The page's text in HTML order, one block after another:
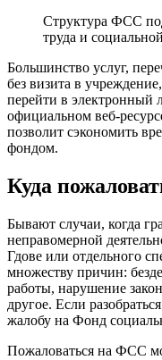
Структура ФСС
труда и
Большинство услуг,
без визита в
перейти в
официальном веб-
позволит сэкономить
фондом.
Куда
Бывают случаи, когда
неправомерной
Гдове или отдельного
множеству причин:
работы, нарушение
другое. Если
жалобу на Фонд
Пожаловаться на ФСС